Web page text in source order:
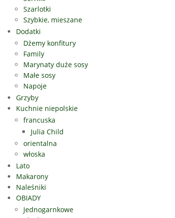
Szarlotki
Szybkie, mieszane
Dodatki
Dżemy konfitury
Family
Marynaty duże sosy
Małe sosy
Napoje
Grzyby
Kuchnie niepolskie
francuska
Julia Child
orientalna
włoska
Lato
Makarony
Naleśniki
OBIADY
Jednogarnkowe